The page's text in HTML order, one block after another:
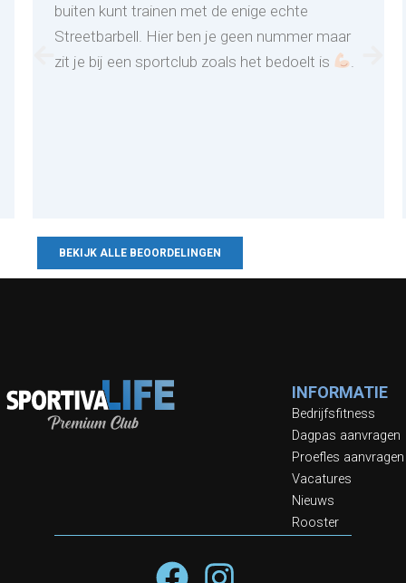
buiten kunt trainen met de enige echte
Streetbarbell. Hier ben je geen nummer maar
zit je bij een sportclub zoals het bedoelt is
BEKIJK ALLE BEOORDELINGEN
INFORMATIE
Bedrijfsfitness
Dagpas aanvragen
Proefles aanvragen
Vacatures
Nieuws
Rooster